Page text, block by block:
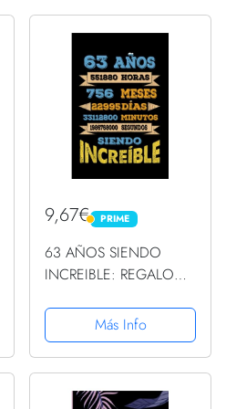
APUNTES O AGENDA,
DIARIO, LEBRETA DE
NOTAS ....
9,67€ PRIME
PRIME
63 AÑOS SIENDO
INCREIBLE: REGALO
63 AÑOS DE
CUMPLEAÑOS
ORIGINAL Y
Más Info